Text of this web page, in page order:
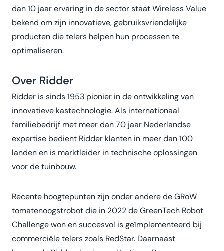
dan 10 jaar ervaring in de sector staat Wireless Value
bekend om zijn innovatieve, gebruiksvriendelijke
producten die telers helpen hun processen te
optimaliseren.
Over Ridder
Ridder is sinds 1953 pionier in de ontwikkeling van
innovatieve kastechnologie. Als internationaal
familiebedrijf met meer dan 70 jaar Nederlandse
expertise bedient Ridder klanten in meer dan 100
landen en is marktleider in technische oplossingen
voor de tuinbouw.
Recente hoogtepunten zijn onder andere de GRoW
tomatenoogstrobot die in 2022 de GreenTech Robot
Challenge won en succesvol is geïmplementeerd bij
commerciële telers zoals RedStar. Daarnaast